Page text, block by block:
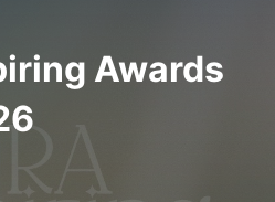
Awards